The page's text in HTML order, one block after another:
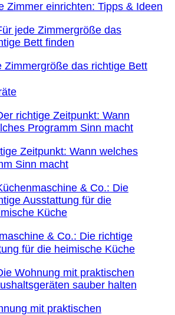
Zimmer einrichten: Tipps & Ideen
Zimmergröße das richtige Bett
Zeitpunkt: Wann welches
Sinn macht
& Co.: Die richtige
für die heimische Küche
mit praktischen